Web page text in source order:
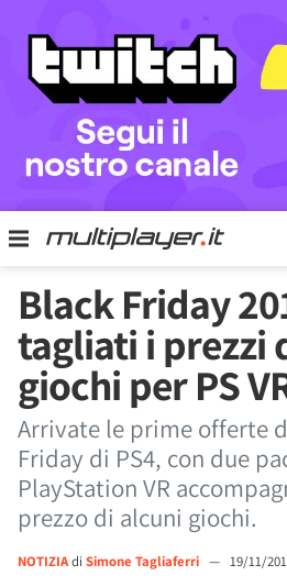
Black Friday
tagliati i prezzi
giochi per PS
Arrivate le prime offerte
Friday di PS4, con due
PlayStation VR
prezzo di alcuni giochi.
NOTIZIAdi Simone Tagliaferri — 19/11/